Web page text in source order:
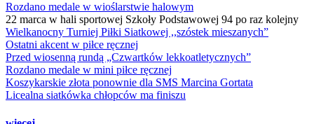
Rozdano medale w wioślarstwie halowym
22 marca w hali sportowej Szkoły Podstawowej 94 po raz kolejny
Wielkanocny Turniej Piłki Siatkowej ,,szóstek mieszanych”
Ostatni akcent w piłce ręcznej
Przed wiosenną rundą „Czwartków lekkoatletycznych”
Rozdano medale w mini piłce ręcznej
Koszykarskie złota ponownie dla SMS Marcina Gortata
Licealna siatkówka chłopców ma finiszu